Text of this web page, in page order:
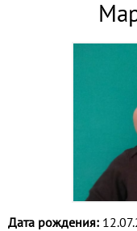
Дата рождения: